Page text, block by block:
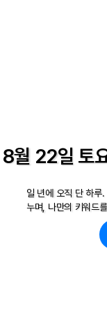
8월 22일 토
일 년에 오직 단 하루
누며, 나만의 키워드